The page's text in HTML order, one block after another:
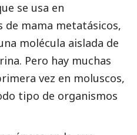
se usa en
mama metatásicos,
molécula aislada de
Pero hay muchas
vez en moluscos,
tipo de organismos